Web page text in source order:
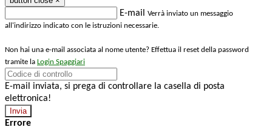
E-mail Verrà inviato un messaggio
all'indirizzo indicato con le istruzioni necessarie.
Non hai una e-mail associata al nome utente? Effettua il reset della password
tramite la Login Spaggiari
E-mail inviata, si prega di controllare la casella di posta
elettronica!
Errore